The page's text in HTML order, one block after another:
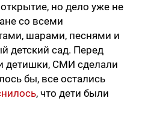
но дело уже не
со всеми
шарами, песнями и
детский сад. Перед
детишки, СМИ сделали
бы, все остались
, что дети были